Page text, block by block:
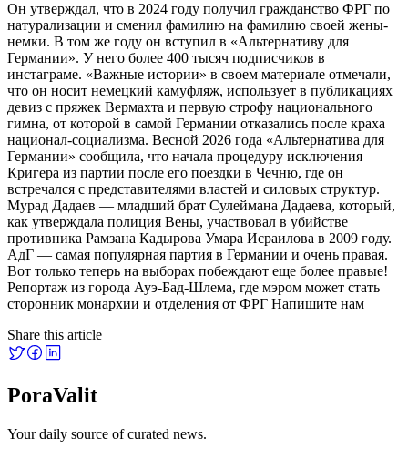
Он утверждал, что в 2024 году получил гражданство ФРГ по
натурализации и сменил фамилию на фамилию своей жены-
немки. В том же году он вступил в «Альтернативу для
Германии». У него более 400 тысяч подписчиков в
инстаграме. «Важные истории» в своем материале отмечали,
что он носит немецкий камуфляж, использует в публикациях
девиз с пряжек Вермахта и первую строфу национального
гимна, от которой в самой Германии отказались после краха
национал-социализма. Весной 2026 года «Альтернатива для
Германии» сообщила, что начала процедуру исключения
Кригера из партии после его поездки в Чечню, где он
встречался с представителями властей и силовых структур.
Мурад Дадаев — младший брат Сулеймана Дадаева, который,
как утверждала полиция Вены, участвовал в убийстве
противника Рамзана Кадырова Умара Исраилова в 2009 году.
АдГ — самая популярная партия в Германии и очень правая.
Вот только теперь на выборах побеждают еще более правые!
Репортаж из города Ауэ-Бад-Шлема, где мэром может стать
сторонник монархии и отделения от ФРГ Напишите нам
Share this article
PoraValit
Your daily source of curated news.